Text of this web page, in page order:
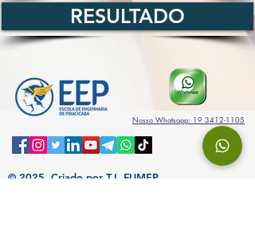
RESULTADO
Nosso Whatsapp: 19 3412-1105
© 2025. Criado por T.I. FUMEP